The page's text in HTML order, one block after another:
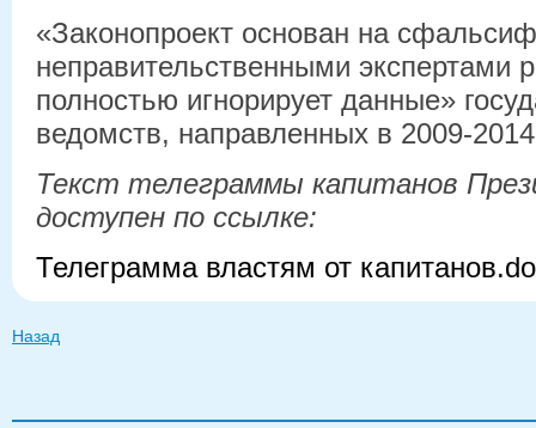
«Законопроект основан на
неправительственными экспертами
полностью игнорирует данные»
ведомств, направленных в 2009-
Текст телеграммы капитанов
доступен по ссылке:
Телеграмма властям от
Назад